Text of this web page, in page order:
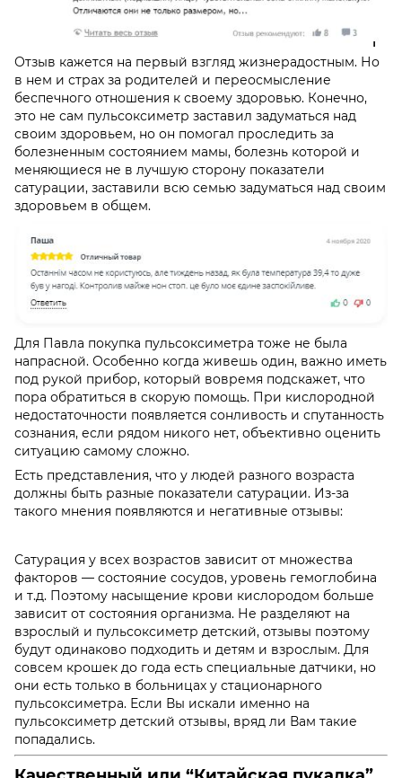
Отзыв кажется на первый взгляд жизнерадостным. Но
в нем и страх за родителей и переосмысление
беспечного отношения к своему здоровью. Конечно,
это не сам пульсоксиметр заставил задуматься над
своим здоровьем, но он помогал проследить за
болезненным состоянием мамы, болезнь которой и
меняющиеся не в лучшую сторону показатели
сатурации, заставили всю семью задуматься над своим
здоровьем в общем.
Для Павла покупка пульсоксиметра тоже не была
напрасной. Особенно когда живешь один, важно иметь
под рукой прибор, который вовремя подскажет, что
пора обратиться в скорую помощь. При кислородной
недостаточности появляется сонливость и спутанность
сознания, если рядом никого нет, объективно оценить
ситуацию самому сложно.
Есть представления, что у людей разного возраста
должны быть разные показатели сатурации. Из-за
такого мнения появляются и негативные отзывы:
Сатурация у всех возрастов зависит от множества
факторов — состояние сосудов, уровень гемоглобина
и т.д. Поэтому насыщение крови кислородом больше
зависит от состояния организма. Не разделяют на
взрослый и пульсоксиметр детский, отзывы поэтому
будут одинаково подходить и детям и взрослым. Для
совсем крошек до года есть специальные датчики, но
они есть только в больницах у стационарного
пульсоксиметра. Если Вы искали именно на
пульсоксиметр детский отзывы, вряд ли Вам такие
попадались.